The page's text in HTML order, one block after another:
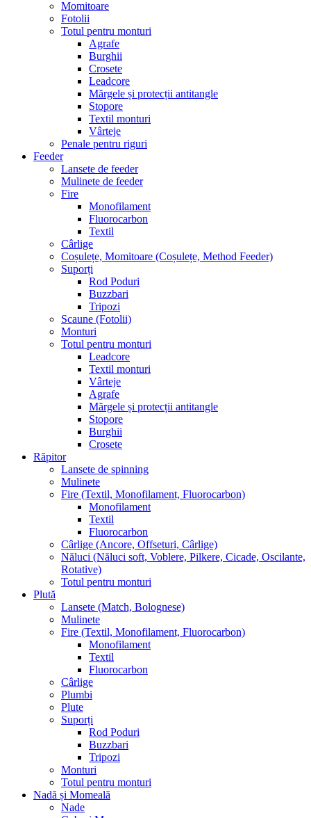
Momitoare
Fotolii
Totul pentru monturi
Agrafe
Burghii
Crosete
Leadcore
Mărgele și protecții antitangle
Stopore
Textil monturi
Vârteje
Penale pentru riguri
Feeder
Lansete de feeder
Mulinete de feeder
Fire
Monofilament
Fluorocarbon
Textil
Cârlige
Coșulețe, Momitoare (Coșulețe, Method Feeder)
Suporți
Rod Poduri
Buzzbari
Tripozi
Scaune (Fotolii)
Monturi
Totul pentru monturi
Leadcore
Textil monturi
Vârteje
Agrafe
Mărgele și protecții antitangle
Stopore
Burghii
Crosete
Răpitor
Lansete de spinning
Mulinete
Fire (Textil, Monofilament, Fluorocarbon)
Monofilament
Textil
Fluorocarbon
Cârlige (Ancore, Offseturi, Cârlige)
Năluci (Năluci soft, Voblere, Pilkere, Cicade, Oscilante,
Rotative)
Totul pentru monturi
Plută
Lansete (Match, Bolognese)
Mulinete
Fire (Textil, Monofilament, Fluorocarbon)
Monofilament
Textil
Fluorocarbon
Cârlige
Plumbi
Plute
Suporți
Rod Poduri
Buzzbari
Tripozi
Monturi
Totul pentru monturi
Nadă și Momeală
Nade